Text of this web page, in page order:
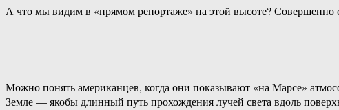
А что мы видим в «прямом репортаже» на этой высоте? Совершенно
Можно понять американцев, когда они показывают «на Марсе»
Земле — якобы длинный путь прохождения лучей света вдоль